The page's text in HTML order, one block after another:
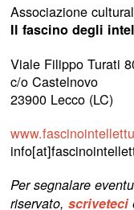
Associazione
Il fascino degli
Viale Filippo Turati
c/o Castelnovo
23900 Lecco (LC)
Per segnalare
riservato,scriveteci